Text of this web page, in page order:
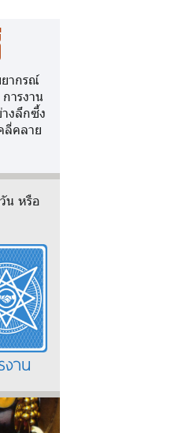
ากรณ์
ารงาน
งลึกซึ้ง
ลี่คลาย
น หรือ
งาน